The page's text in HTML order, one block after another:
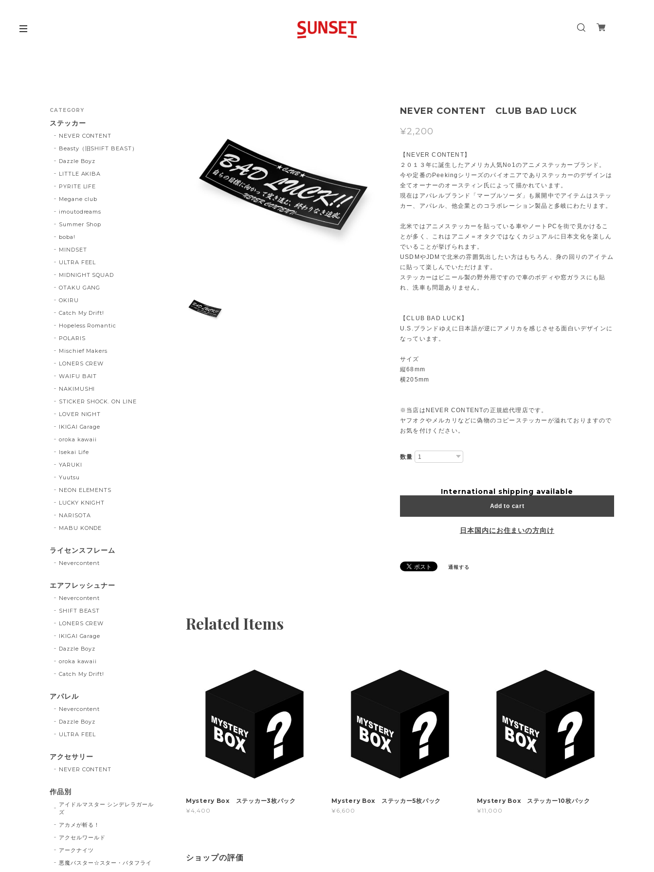
NEVER CONTENT CLUB BAD LUCK
¥2,200
【NEVER CONTENT】
２０１３年に誕生したアメリカ人気No1のアニメステッカーブランド。
今や定番のPeekingシリーズのパイオニアでありステッカーのデザインは
全てオーナーのオースティン氏によって描かれています。
現在はアパレルブランド「マーブルソーダ」も展開中でアイテムはステッ
カー、アパレル、他企業とのコラボレーション製品と多岐にわたります。
北米ではアニメステッカーを貼っている車やノートPCを街で見かけるこ
とが多く、これはアニメ＝オタクではなくカジュアルに日本文化を楽しん
でいることが挙げられます。
USDMやJDMで北米の雰囲気出したい方はもちろん、身の回りのアイテム
に貼って楽しんでいただけます。
ステッカーはビニール製の野外用ですので車のボディや窓ガラスにも貼
れ、洗車も問題ありません。
【CLUB BAD LUCK】
U.S.ブランドゆえに日本語が逆にアメリカを感じさせる面白いデザインに
なっています。
サイズ
縦68mm
横205mm
※当店はNEVER CONTENTの正規総代理店です。
ヤフオクやメルカリなどに偽物のコピーステッカーが溢れておりますので
お気を付けください。
数量
International shipping available
Add to cart
日本国内にお住まいの方向け
通報する
Related Items
Mystery Box ステッカー3枚パック
¥4,400
Mystery Box ステッカー5枚パック
¥6,600
Mystery Box ステッカー10枚パック
¥11,000
ショップの評価
CATEGORY
ステッカー
NEVER CONTENT
Beasty（旧SHIFT BEAST）
Dazzle Boyz
LITTLE AKIBA
PYRITE LIFE
Megane club
imoutodreams
Summer Shop
boba!
MINDSET
ULTRA FEEL
MIDNIGHT SQUAD
OTAKU GANG
OKIRU
Catch My Drift!
Hopeless Romantic
POLARIS
Mischief Makers
LONERS CREW
WAIFU BAIT
NAKIMUSHI
STICKER SHOCK. ON LINE
LOVER NIGHT
IKIGAI Garage
oroka kawaii
Isekai Life
YARUKI
Yuutsu
NEON ELEMENTS
LUCKY KNIGHT
NARISOTA
MABU KONDE
ライセンスフレーム
Nevercontent
エアフレッシュナー
Nevercontent
SHIFT BEAST
LONERS CREW
IKIGAI Garage
Dazzle Boyz
oroka kawaii
Catch My Drift!
アパレル
Nevercontent
Dazzle Boyz
ULTRA FEEL
アクセサリー
NEVER CONTENT
作品別
アイドルマスター シンデレラガール
ズ
アカメが斬る！
アクセルワールド
アークナイツ
悪魔バスター☆スター・バタフライ